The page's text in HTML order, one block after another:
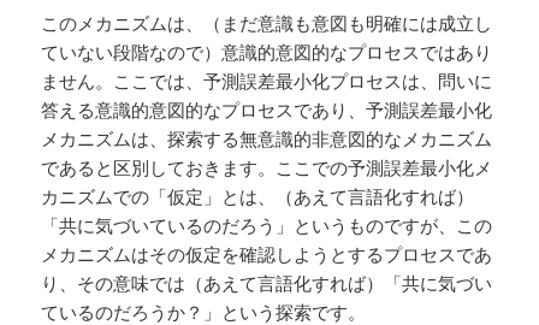
このメカニズムは、（まだ意識も意図も明確には成立し
ていない段階なので）意識的意図的なプロセスではあり
ません。ここでは、予測誤差最小化プロセスは、問いに
答える意識的意図的なプロセスであり、予測誤差最小化
メカニズムは、探索する無意識的非意図的なメカニズム
であると区別しておきます。ここでの予測誤差最小化メ
カニズムでの「仮定」とは、（あえて言語化すれば）
「共に気づいているのだろう」というものですが、この
メカニズムはその仮定を確認しようとするプロセスであ
り、その意味では（あえて言語化すれば）「共に気づい
ているのだろうか？」という探索です。